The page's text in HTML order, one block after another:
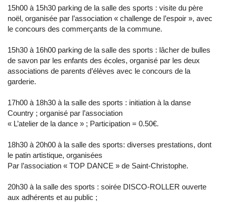
15h00 à 15h30 parking de la salle des sports : visite du père
noël, organisée par l’association « challenge de l’espoir », avec
le concours des commerçants de la commune.
15h30 à 16h00 parking de la salle des sports : lâcher de bulles
de savon par les enfants des écoles, organisé par les deux
associations de parents d’élèves avec le concours de la
garderie.
17h00 à 18h30 à la salle des sports : initiation à la danse
Country ; organisé par l’association
« L’atelier de la dance » ; Participation = 0.50€.
18h30 à 20h00 à la salle des sports: diverses prestations, dont
le patin artistique, organisées
Par l’association « TOP DANCE » de Saint-Christophe.
20h30 à la salle des sports : soirée DISCO-ROLLER ouverte
aux adhérents et au public ;